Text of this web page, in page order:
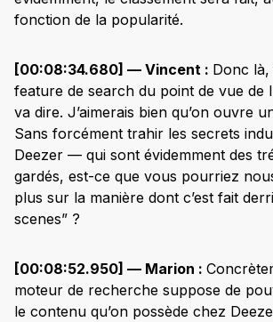
fonction de la popularité.
[00:08:34.680] — Vincent : Donc
feature de search du point de vue de
va dire. J’aimerais bien qu’on ouvre
Sans forcément trahir les secrets
Deezer — qui sont évidemment des
gardés, est-ce que vous pourriez
plus sur la manière dont c’est fait
scenes” ?
[00:08:52.950] — Marion :
moteur de recherche suppose de
le contenu qu’on possède chez